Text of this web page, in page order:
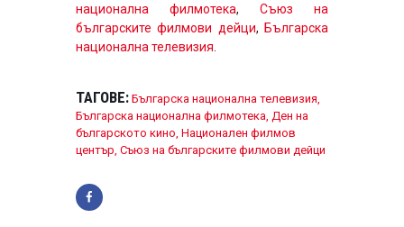
национална филмотека, Съюз на
българските филмови дейци, Българска
национална телевизия
ТАГОВЕ: Българска национална телевизия,
Българска национална филмотека, Ден на
българското кино, Национален филмов
център, Съюз на българските филмови дейци